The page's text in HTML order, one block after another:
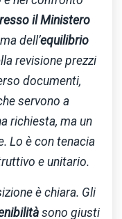
il Ministero
dell’equilibrio
revisione prezzi
documenti,
servono a
richiesta, ma un
Lo è con tenacia
e unitario.
è chiara. Gli
sono giusti